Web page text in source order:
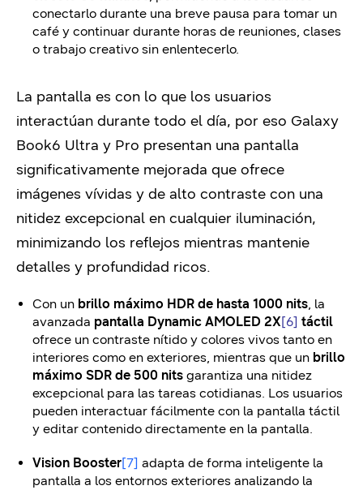
conectarlo durante una breve pausa para tomar un
café y continuar durante horas de reuniones, clases
o trabajo creativo sin enlentecerlo.
La pantalla es con lo que los usuarios
interactúan durante todo el día, por eso Galaxy
Book6 Ultra y Pro presentan una pantalla
significativamente mejorada que ofrece
imágenes vívidas y de alto contraste con una
nitidez excepcional en cualquier iluminación,
minimizando los reflejos mientras mantenie
detalles y profundidad ricos.
Con un brillo máximo HDR de hasta 1000 nits, la
avanzada pantalla Dynamic AMOLED 2X[6] táctil
ofrece un contraste nítido y colores vivos tanto en
interiores como en exteriores, mientras que un brillo
máximo SDR de 500 nits garantiza una nitidez
excepcional para las tareas cotidianas. Los usuarios
pueden interactuar fácilmente con la pantalla táctil
y editar contenido directamente en la pantalla.
Vision Booster[7] adapta de forma inteligente la
pantalla a los entornos exteriores analizando la